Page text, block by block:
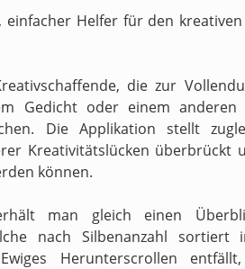
einfacher Helfer für den
die zur
Gedicht oder einem anderen
Die Applikation stellt
Kreativitätslücken überbrückt
können.
man gleich einen
nach Silbenanzahl sortiert
Herunterscrollen